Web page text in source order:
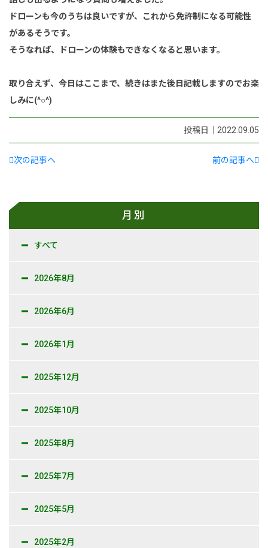
ドローンも今のうちは良いですが、これから免許制になる可能性
があるそうです。
そうなれば、ドローンの体験もできなくなると思います。
取り合えず、今日はここまで、続きはまた後日記載しますのでお楽
しみに(^○^)
投稿日｜2022.09.05
次の記事へ 前の記事へ
月別
すべて
2026年8月
2026年6月
2026年1月
2025年12月
2025年10月
2025年8月
2025年7月
2025年5月
2025年2月